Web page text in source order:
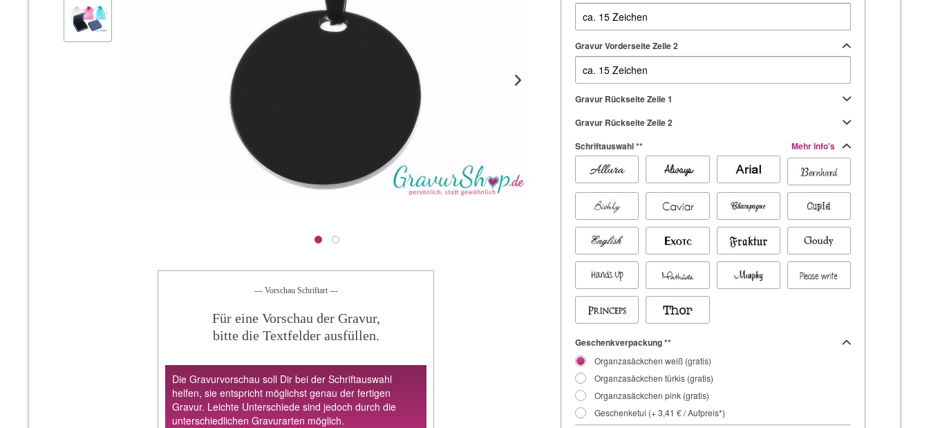
--- Vorschau Schriftart ---
Für eine Vorschau der Gravur,
bitte die Textfelder ausfüllen.
Die Gravurvorschau soll Dir bei der Schriftauswahl
helfen, sie entspricht möglichst genau der fertigen
Gravur. Leichte Unterschiede sind jedoch durch die
unterschiedlichen Gravurarten möglich.
Gravur Vorderseite Zeile 2
Gravur Rückseite Zeile 1
Gravur Rückseite Zeile 2
Schriftauswahl **
Mehr Info's
Geschenkverpackung **
Organzasäckchen weiß (gratis)
Organzasäckchen türkis (gratis)
Organzasäckchen pink (gratis)
Geschenketui (+ 3,41 € / Aufpreis*)